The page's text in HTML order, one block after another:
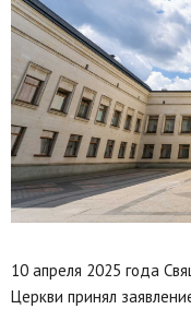
10 апреля 2025 года
Церкви принял